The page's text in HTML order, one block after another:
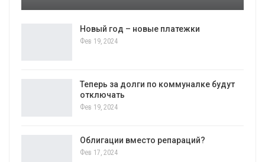
Новый год – новые платежки
Фев 19, 2024
Теперь за долги по коммуналке будут
отключать
Фев 19, 2024
Облигации вместо репараций?
Фев 17, 2024